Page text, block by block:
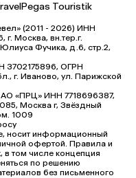
Pegas Touristik
(2011 - 2026) ИНН
г. Москва, вн.тер.г.
Фучика, д.6, стр.2,
3702175896, ОГРН
г. Иваново, ул. Парижской
«ПРЦ» ИНН 7718696387,
Москва г, Звёздный
1009
носит информационный
офертой. Правила и
в том числе концепция
по решению
без письменного